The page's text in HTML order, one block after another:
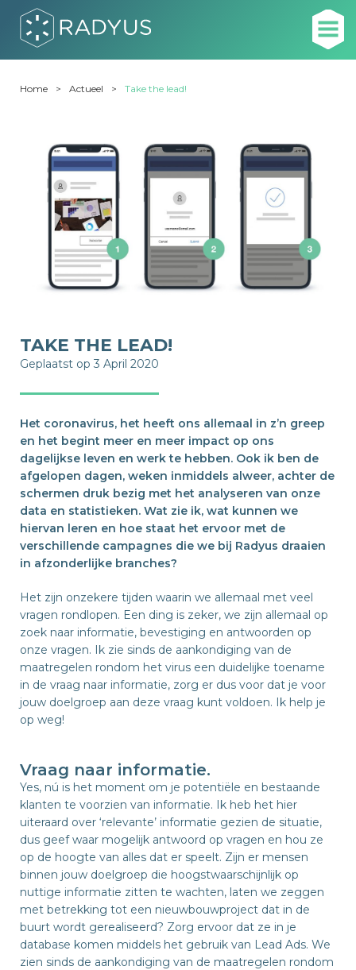
Home Actueel Take the lead!
TAKE THE LEAD!
Geplaatst op 3 April 2020
Het coronavirus, het heeft ons allemaal in z’n greep
en het begint meer en meer impact op ons
dagelijkse leven en werk te hebben. Ook ik ben de
afgelopen dagen, weken inmiddels alweer, achter de
schermen druk bezig met het analyseren van onze
data en statistieken. Wat zie ik, wat kunnen we
hiervan leren en hoe staat het ervoor met de
verschillende campagnes die we bij Radyus draaien
in afzonderlijke branches?
Het zijn onzekere tijden waarin we allemaal met veel
vragen rondlopen. Een ding is zeker, we zijn allemaal op
zoek naar informatie, bevestiging en antwoorden op
onze vragen. Ik zie sinds de aankondiging van de
maatregelen rondom het virus een duidelijke toename
in de vraag naar informatie, zorg er dus voor dat je voor
jouw doelgroep aan deze vraag kunt voldoen. Ik help je
op weg!
Vraag naar informatie.
Yes, nú is het moment om je potentiële en bestaande
klanten te voorzien van informatie. Ik heb het hier
uiteraard over ‘relevante’ informatie gezien de situatie,
dus geef waar mogelijk antwoord op vragen en hou ze
op de hoogte van alles dat er speelt. Zijn er mensen
binnen jouw doelgroep die hoogstwaarschijnlijk op
nuttige informatie zitten te wachten, laten we zeggen
met betrekking tot een nieuwbouwproject dat in de
buurt wordt gerealiseerd? Zorg ervoor dat ze in je
database komen middels het gebruik van Lead Ads. We
zien sinds de aankondiging van de maatregelen rondom